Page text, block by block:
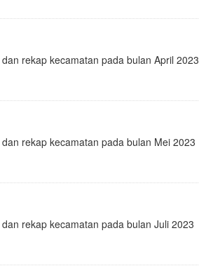
rekap kecamatan pada bulan April 2023
rekap kecamatan pada bulan Mei 2023
rekap kecamatan pada bulan Juli 2023